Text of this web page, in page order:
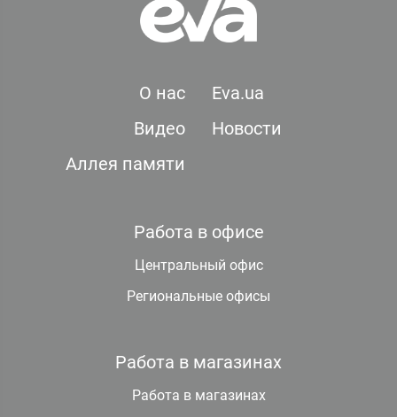
О нас
Eva.ua
Видео
Новости
Аллея памяти
Работа в офисе
Центральный офис
Региональные офисы
Работа в магазинах
Работа в магазинах